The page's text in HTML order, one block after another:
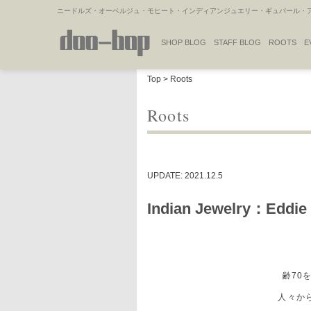
ニードルズ・オーベルジュ・モヒート・インディアンジュエリー・ギュパール
SHOP BLOG STAFF BLOG ROOTS
Top > Roots
Roots
UPDATE: 2021.12.5
Indian Jewelry：
齢70
人々か